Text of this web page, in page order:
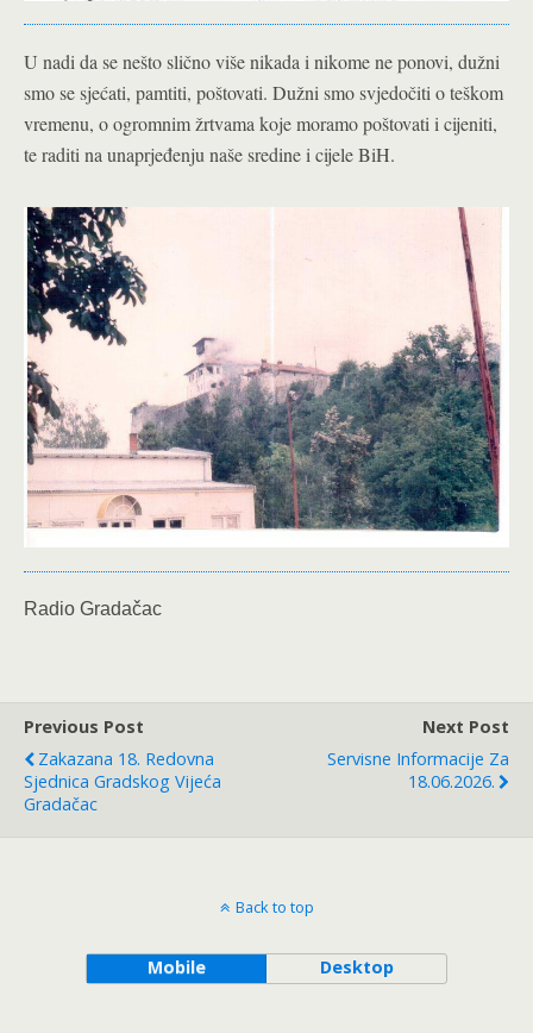
U nadi da se nešto slično više nikada i nikome ne ponovi, dužni
smo se sjećati, pamtiti, poštovati. Dužni smo svjedočiti o teškom
vremenu, o ogromnim žrtvama koje moramo poštovati i cijeniti,
te raditi na unaprjeđenju naše sredine i cijele BiH.
Radio Gradačac
Previous Post
Zakazana 18. Redovna
Sjednica Gradskog Vijeća
Gradačac
Next Post
Servisne Informacije Za
18.06.2026.
Back to top
Mobile Desktop